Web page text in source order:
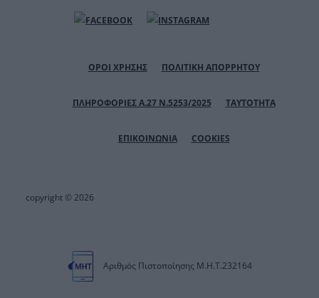
ΟΡΟΙ ΧΡΗΣΗΣ ΠΟΛΙΤΙΚΗ ΑΠΟΡΡΗΤΟΥ
ΠΛΗΡΟΦΟΡΙΕΣ Α.27 Ν.5253/2025 ΤΑΥΤΟΤΗΤΑ
ΕΠΙΚΟΙΝΩΝΙΑ COOKIES
copyright © 2026
Αριθμός Πιστοποίησης Μ.Η.Τ.232164